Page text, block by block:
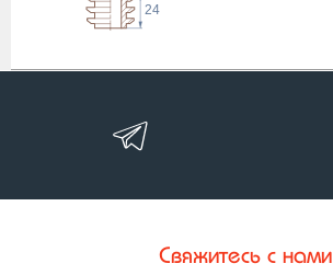
24
Свяжитесь с нами